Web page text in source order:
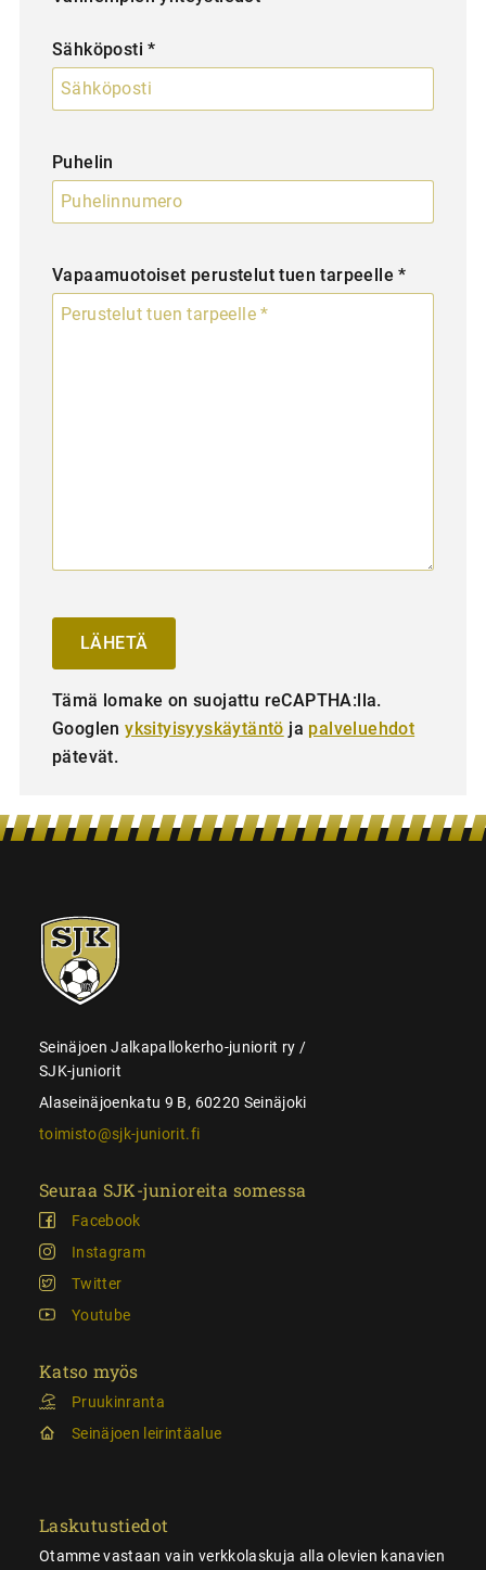
Sähköposti *
Puhelin
Vapaamuotoiset perustelut tuen tarpeelle *
Tämä lomake on suojattu reCAPTHA:lla.
Googlenyksityisyyskäytäntö ja palveluehdot
pätevät.
SJK-
juniorit
Seinäjoen Jalkapallokerho-juniorit ry /
SJK-juniorit
Alaseinäjoenkatu 9 B, 60220 Seinäjoki
toimisto@sjk-juniorit.fi
Seuraa SJK-junioreita somessa
Facebook
Instagram
Twitter
Youtube
Katso myös
Pruukinranta
Seinäjoen leirintäalue
Laskutustiedot
Otamme vastaan vain verkkolaskuja alla olevien kanavien